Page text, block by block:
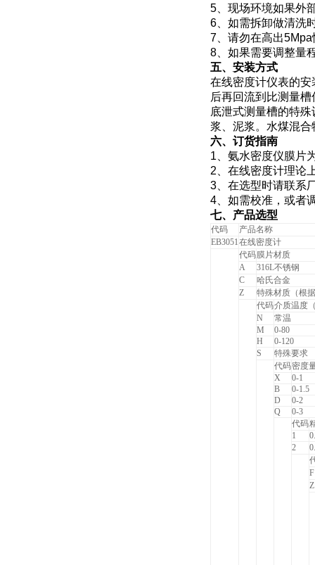
5 、现场环境如果
6 、如需拆卸做清洗
7 、请勿在高出5Mpa
8 、如果需要调整量
五、安装方式
在线密度计仪表的
后再回流到比测量
底泄式测量槽的特
浆、泥浆。水煤混
六、订货指南
1 、氨水密度仪膜片
2 、在线密度计理
3 、在选型时请联系
4 、如需校准，或者
七、产品选型
代码
产品名称
EB3051在线密度计
代码 膜片材质
A
316L不锈钢
C
哈氏合金
Z
特殊材质（根
代码介质温度
N
常温
M
0-80
H
0-120
S
特殊要求
代码密度
X
0-1
B
0-1.5
D
0-2
Q
0-3
代码
1
2
F
Z